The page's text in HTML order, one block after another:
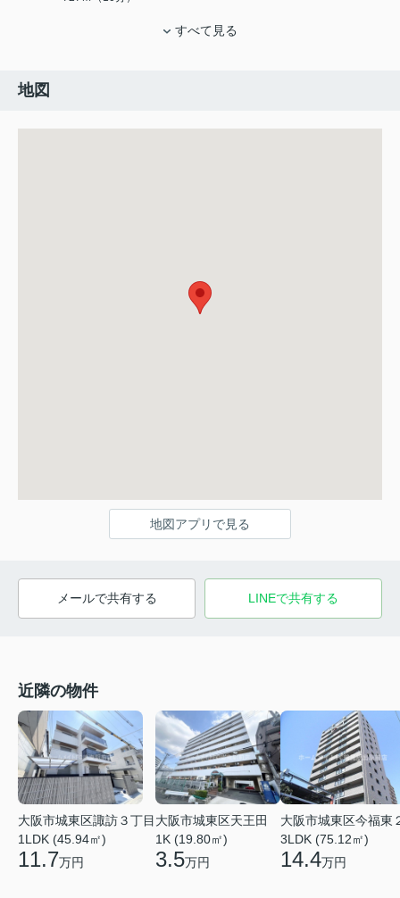
すべて見る
地図
地図アプリで見る
メールで共有する LINEで共有する
近隣の物件
大阪市城東区諏訪３丁目
1LDK (45.94㎡)
11.7万円
大阪市城東区天王田
1K (19.80㎡)
3.5万円
大阪市城東区今福東
3LDK (75.12㎡)
14.4万円